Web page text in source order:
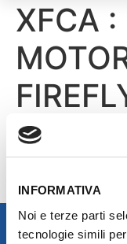
INFORMATIVA
Noi e terze parti
tecnologie simili
XFCA :
E 4